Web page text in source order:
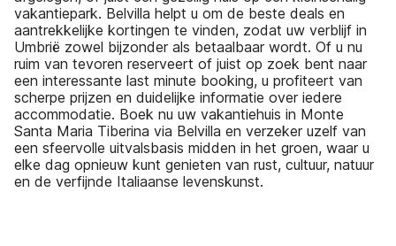
vakantiepark. Belvilla helpt u om de beste deals en
aantrekkelijke kortingen te vinden, zodat uw verblijf in
Umbrië zowel bijzonder als betaalbaar wordt. Of u nu
ruim van tevoren reserveert of juist op zoek bent naar
een interessante last minute booking, u profiteert van
scherpe prijzen en duidelijke informatie over iedere
accommodatie. Boek nu uw vakantiehuis in Monte
Santa Maria Tiberina via Belvilla en verzeker uzelf van
een sfeervolle uitvalsbasis midden in het groen, waar u
elke dag opnieuw kunt genieten van rust, cultuur, natuur
en de verfijnde Italiaanse levenskunst.